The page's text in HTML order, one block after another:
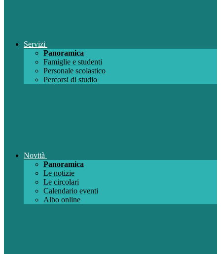
Servizi
Panoramica
Famiglie e studenti
Personale scolastico
Percorsi di studio
Novità
Panoramica
Le notizie
Le circolari
Calendario eventi
Albo online